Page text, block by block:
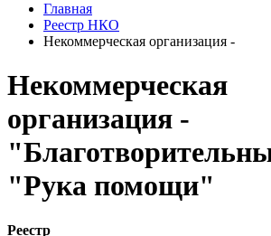
Главная
Реестр НКО
Некоммерческая организация -
Некоммерческая
организация -
"Рука помощи"
Реестр